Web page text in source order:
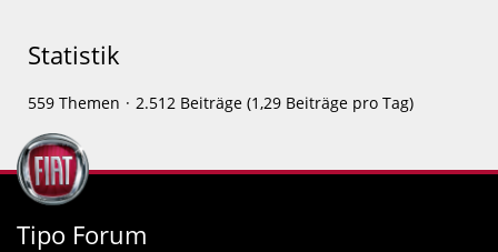
Statistik
559 Themen 2.512 Beiträge (1,29 Beiträge pro Tag)
Tipo Forum